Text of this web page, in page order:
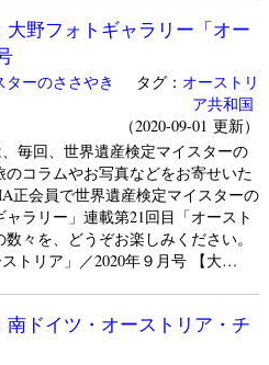
野フォトギャラリー「オー
ターのささやき タグ： オーストリ
ア共和国
（2020-09-01 更新）
毎回、世界遺産検定マイスターの
コラムやお写真などをお寄せいた
正会員で世界遺産検定マイスターの
ラリー」連載第21回目「オースト
々を、どうぞお楽しみください。
トリア」／2020年９月号 【大…
ドイツ・オーストリア・チ